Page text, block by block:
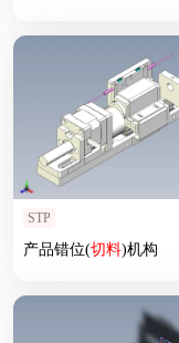
STP
产品错位(切料)机构